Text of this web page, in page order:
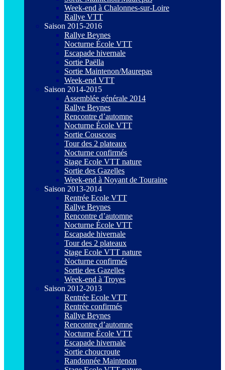
Week-end à Chalonnes-sur-Loire
Rallye VTT
Saison 2015-2016
Rallye Beynes
Nocturne École VTT
Escapade hivernale
Sortie Paëlla
Sortie Maintenon/Maurepas
Week-end VTT
Saison 2014-2015
Assemblée générale 2014
Rallye Beynes
Rencontre d’automne
Nocturne École VTT
Sortie Couscous
Tour des 2 plateaux
Nocturne confirmés
Stage Ecole VTT nature
Sortie des Gazelles
Week-end à Noyant de Touraine
Saison 2013-2014
Rentrée Ecole VTT
Rallye Beynes
Rencontre d’automne
Nocturne École VTT
Escapade hivernale
Tour des 2 plateaux
Stage Ecole VTT nature
Nocturne confirmés
Sortie des Gazelles
Week-end à Troyes
Saison 2012-2013
Rentrée Ecole VTT
Rentrée confirmés
Rallye Beynes
Rencontre d’automne
Nocturne École VTT
Escapade hivernale
Sortie choucroute
Randonnée Maintenon